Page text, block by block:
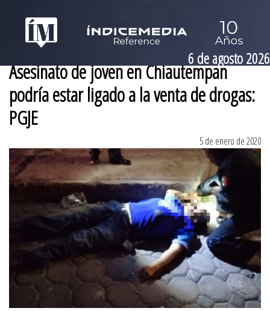
6 de agosto 2026
Asesinato de joven en Chiautempan
podría estar ligado a la venta de drogas:
PGJE
5 de enero de 2020